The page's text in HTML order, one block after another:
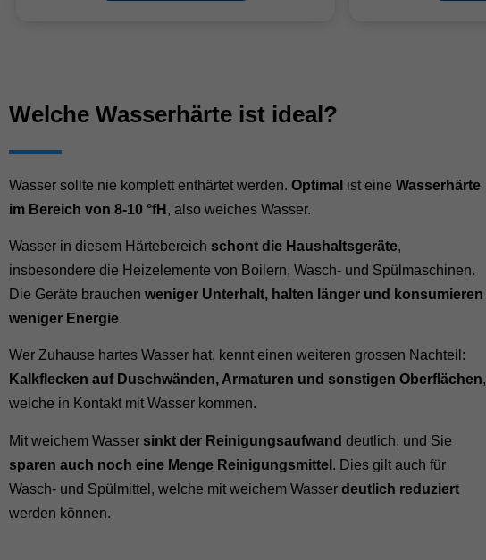
Welche Wasserhärte ist ideal?
Wasser sollte nie komplett enthärtet werden. Optimal ist eine Wasserhärte
im Bereich von 8-10 °fH , also weiches Wasser.
Wasser in diesem Härtebereich schont die Haushaltsgeräte,
insbesondere die Heizelemente von Boilern, Wasch- und Spülmaschinen.
Die Geräte brauchen weniger Unterhalt, halten länger und konsumieren
weniger Energie.
Wer Zuhause hartes Wasser hat, kennt einen weiteren grossen Nachteil:
Kalkflecken auf Duschwänden, Armaturen und sonstigen Oberflächen,
welche in Kontakt mit Wasser kommen.
Mit weichem Wasser sinkt der Reinigungsaufwand deutlich, und Sie
sparen auch noch eine Menge Reinigungsmittel . Dies gilt auch für
Wasch- und Spülmittel, welche mit weichem Wasser deutlich reduziert
werden können.